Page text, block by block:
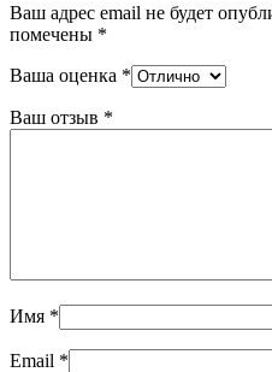
Ваш адрес email не будет
помечены *
Ваша оценка *
Ваш отзыв *
Имя *
Email *